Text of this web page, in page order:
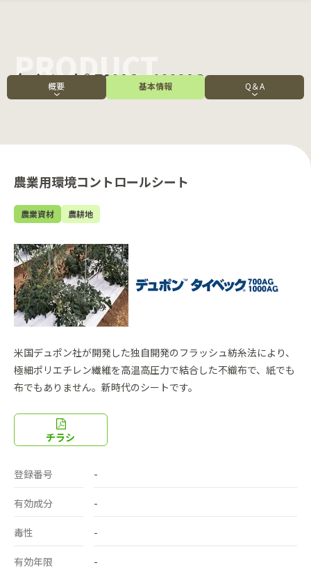
タイベック® 700AG・1000AG
概要 基本情報 Q＆A
農業用環境コントロールシート
農業資材 農耕地
米国デュポン社が開発した独自開発のフラッシュ紡糸法により、
極細ポリエチレン繊維を高温高圧力で結合した不織布で、紙でも
布でもありません。新時代のシートです。
チラシ
登録番号 -
有効成分 -
毒性 -
有効年限 -